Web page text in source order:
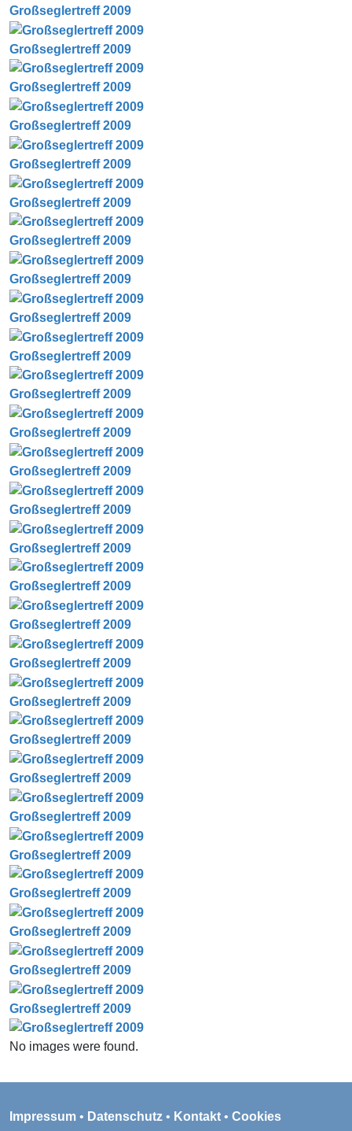
Großseglertreff 2009
Großseglertreff 2009
Großseglertreff 2009
Großseglertreff 2009
Großseglertreff 2009
Großseglertreff 2009
Großseglertreff 2009
Großseglertreff 2009
Großseglertreff 2009
Großseglertreff 2009
Großseglertreff 2009
Großseglertreff 2009
Großseglertreff 2009
Großseglertreff 2009
Großseglertreff 2009
Großseglertreff 2009
Großseglertreff 2009
Großseglertreff 2009
Großseglertreff 2009
Großseglertreff 2009
Großseglertreff 2009
Großseglertreff 2009
Großseglertreff 2009
Großseglertreff 2009
Großseglertreff 2009
Großseglertreff 2009
Großseglertreff 2009
No images were found.
Impressum • Datenschutz • Kontakt • Cookies